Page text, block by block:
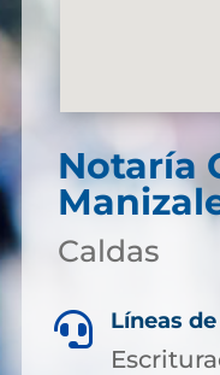
Notaría
Caldas
 Líneas